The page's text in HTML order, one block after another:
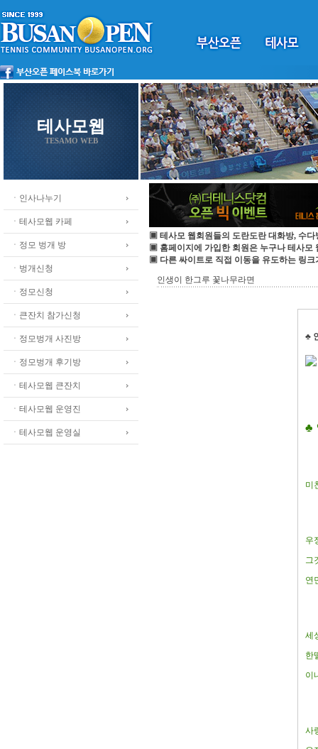
테사모웹
TESAMO WEB
ㆍ인사나누기
ㆍ테사모웹 카페
ㆍ정모 벙개 방
ㆍ벙개신청
ㆍ정모신청
ㆍ큰잔치 참가신청
ㆍ정모벙개 사진방
ㆍ정모벙개 후기방
ㆍ테사모웹 큰잔치
ㆍ테사모웹 운영진
ㆍ테사모웹 운영실
▣ 테사모 웹회원들의 도란도란 대화방, 수다
▣ 홈페이지에 가입한 회원은 누구나 테사모
▣ 다른 싸이트로 직접 이동을 유도하는 링크
인생이 한그루 꽃나무라면
♣
♣
미
우
그
연
세
한
이
사